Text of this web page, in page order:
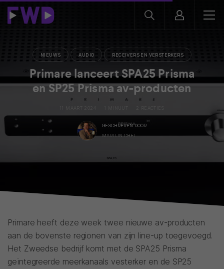
NIEUWS AUDIO RECEIVERS EN VERSTERKERS
Primare lanceert SPA25 Prisma
en SP25 Prisma av-producten
GESCHREVEN DOOR
MARTIJN CHEL
Primare heeft deze week twee nieuwe av-producten
aan de bovenste regionen van zijn line-up toegevoegd.
Het Zweedse bedrijf komt met de SPA25 Prisma
geïntegreerde meerkanaals vesterker en de SP25